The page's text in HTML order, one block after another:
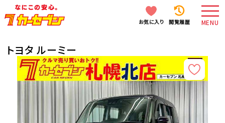
お気に入り 閲覧履歴 MENU
トヨタ ルーミー